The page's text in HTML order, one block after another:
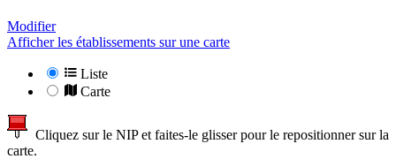
Modifier
Afficher les établissements sur une carte
Liste
Carte
Cliquez sur le NIP et faites-le glisser pour le repositionner sur la
carte.